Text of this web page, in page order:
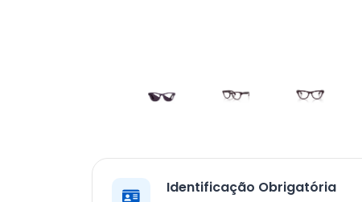
Identificação Obrigatória